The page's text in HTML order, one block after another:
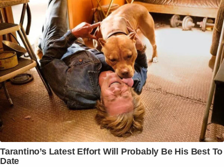
Tarantino’s Latest Effort Will Probably Be His Best To
Date